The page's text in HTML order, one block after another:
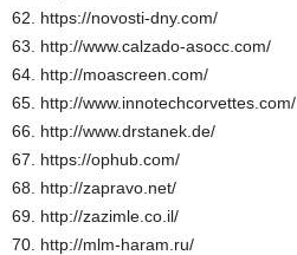
62. https://novosti-dny.com/
63. http://www.calzado-asocc.com/
64. http://moascreen.com/
65. http://www.innotechcorvettes.com/
66. http://www.drstanek.de/
67. https://ophub.com/
68. http://zapravo.net/
69. http://zazimle.co.il/
70. http://mlm-haram.ru/